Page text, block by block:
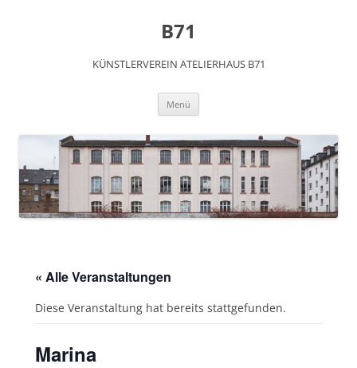
B71
KÜNSTLERVEREIN ATELIERHAUS B71
Menü
« Alle Veranstaltungen
Diese Veranstaltung hat bereits stattgefunden.
Marina